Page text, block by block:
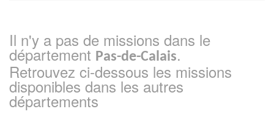
Il n'y a pas de missions dans le
département Pas-de-Calais.
Retrouvez ci-dessous les missions
disponibles dans les autres
départements